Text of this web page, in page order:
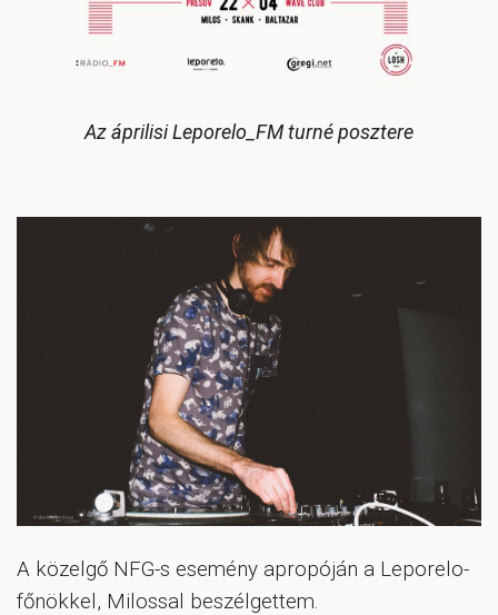
Az áprilisi Leporelo_FM turné posztere
A közelgő NFG-s esemény apropóján a Leporelo-
főnökkel, Milossal beszélgettem.